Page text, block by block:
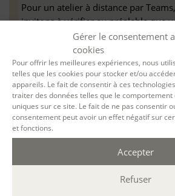
Gérer le consentement
cookies
Pour offrir les meilleures expériences, nous
telles que les cookies pour stocker et/ou
appareils. Le fait de consentir à ces
traiter des données telles que le comportement
uniques sur ce site. Le fait de ne pas consentir
consentement peut avoir un effet négatif sur
et fonctions.
Accepter
Refuser
Pour un atelier à distance par
invitons à vérifier au préalable que
configuration minimale requise
dans les meilleures conditions :
matérielle requise pourMicrosoft
Learn
Accessibilité : ALEPH-ÉCRITURE est
personnes en situation de handicap. Si
d’un aménagement spécifique de
à nous contacter en amont de votre